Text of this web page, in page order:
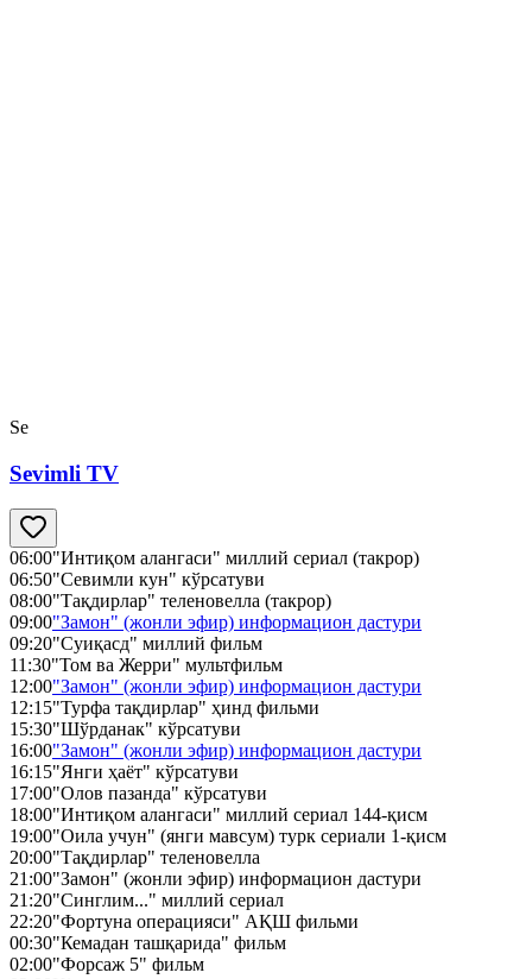
Se
Sevimli TV
06:00"Интиқом алангаси" миллий сериал (такрор)
06:50"Севимли кун" кўрсатуви
08:00"Тақдирлар" теленовелла (такрор)
09:00"Замон" (жонли эфир) информацион дастури
09:20"Суиқасд" миллий фильм
11:30"Том ва Жерри" мультфильм
12:00"Замон" (жонли эфир) информацион дастури
12:15"Турфа тақдирлар" ҳинд фильми
15:30"Шўрданак" кўрсатуви
16:00"Замон" (жонли эфир) информацион дастури
16:15"Янги ҳаёт" кўрсатуви
17:00"Олов пазанда" кўрсатуви
18:00"Интиқом алангаси" миллий сериал 144-қисм
19:00"Оила учун" (янги мавсум) турк сериали 1-қисм
20:00"Тақдирлар" теленовелла
21:00"Замон" (жонли эфир) информацион дастури
21:20"Синглим..." миллий сериал
22:20"Фортуна операцияси" АҚШ фильми
00:30"Кемадан ташқарида" фильм
02:00"Форсаж 5" фильм